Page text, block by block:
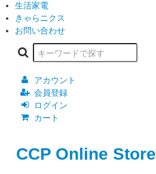
生活家電
きゃらニクス
お問い合わせ
アカウント
会員登録
ログイン
カート
CCP Online Store